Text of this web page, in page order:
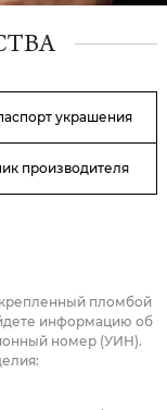
украшения
производителя
пломбой
информацию об
номер (УИН).